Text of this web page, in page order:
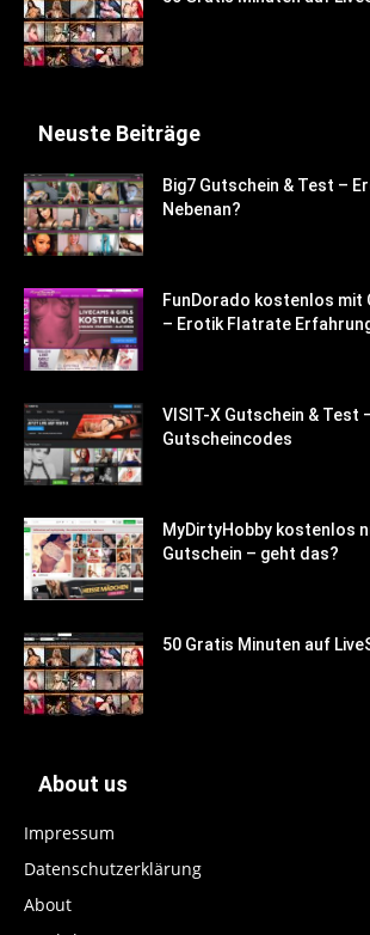
Neuste Beiträge
Big7 Gutschein & Test –
Nebenan?
FunDorado kostenlos mit
– Erotik Flatrate
VISIT-X Gutschein & Test
Gutscheincodes
MyDirtyHobby kostenlos
Gutschein – geht das?
50 Gratis Minuten auf
About us
Impressum
Datenschutzerklärung
About